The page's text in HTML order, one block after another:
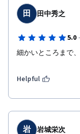
田 田中秀之
5.0 ·
細かいところまで
Helpful
岩 岩城栄次